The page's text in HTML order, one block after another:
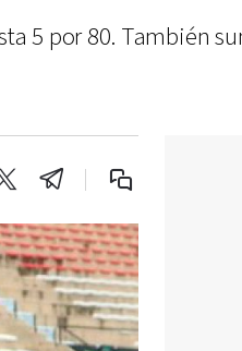
5 por 80. También